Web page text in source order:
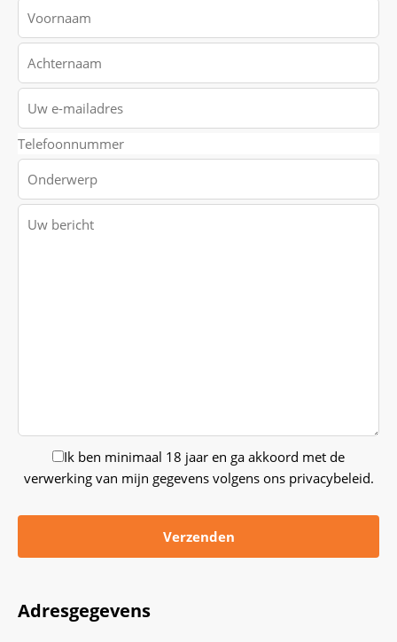
Ik ben minimaal 18 jaar en ga akkoord met de
verwerking van mijn gegevens volgens ons privacybeleid.
Adresgegevens